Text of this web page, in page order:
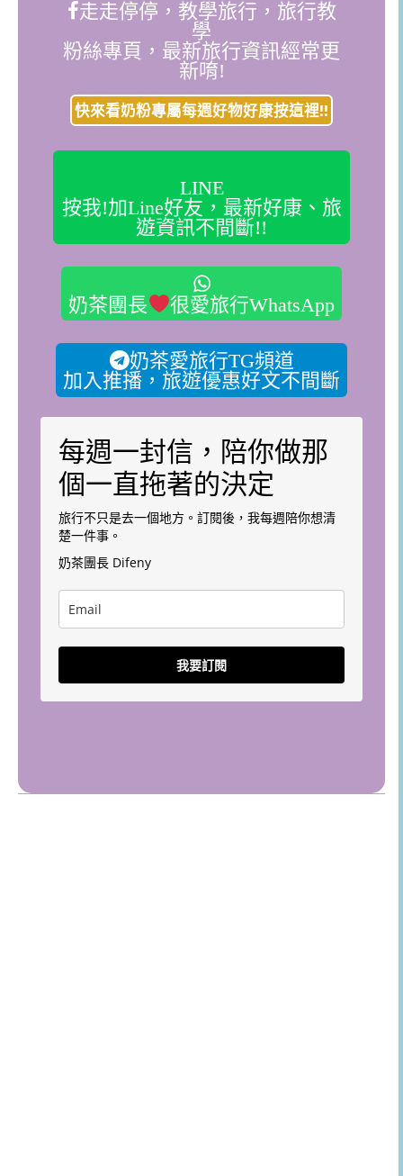
走走停停，教學旅行，旅行教
學
粉絲專頁，最新旅行資訊經常更
新唷!
快來看奶粉專屬每週好物好康按這裡!!
LINE
按我!加Line好友，最新好康、旅
遊資訊不間斷!!
奶茶團長 很愛旅行WhatsApp
奶茶愛旅行TG頻道
加入推播，旅遊優惠好文不間斷
每週一封信，陪你做那
個一直拖著的決定
旅行不只是去一個地方。訂閱後，我每週陪你想清
楚一件事。
奶茶團長 Difeny
我要訂閱